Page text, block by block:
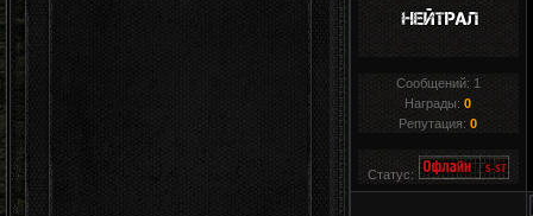
Сообщений: 1
Награды:0
Репутация:0
Статус: